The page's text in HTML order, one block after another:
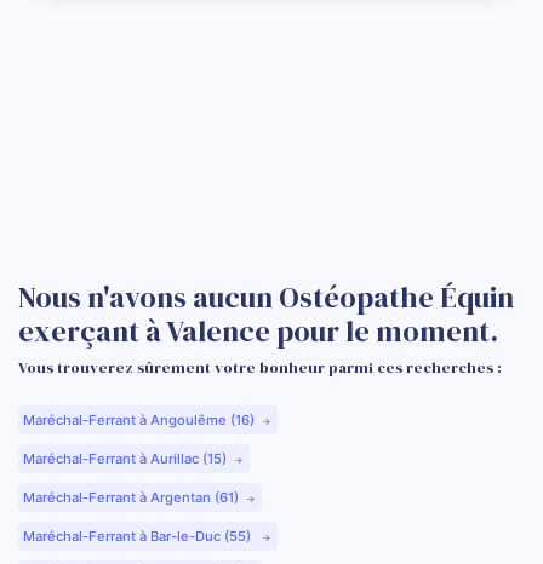
Nous n'avons aucun Ostéopathe Équin
exerçant à Valence pour le moment.
Vous trouverez sûrement votre bonheur parmi ces recherches :
Maréchal-Ferrant à Angoulême (16)
Maréchal-Ferrant à Aurillac (15)
Maréchal-Ferrant à Argentan (61)
Maréchal-Ferrant à Bar-le-Duc (55)